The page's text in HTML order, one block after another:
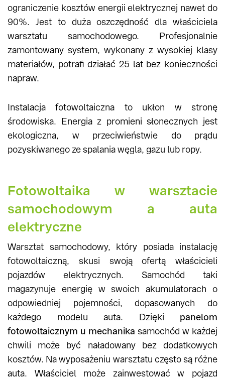
ograniczenie kosztów energii elektrycznej nawet do
90%. Jest to duża oszczędność dla właściciela
warsztatu samochodowego. Profesjonalnie
zamontowany system, wykonany z wysokiej klasy
materiałów, potrafi działać 25 lat bez konieczności
napraw.
Instalacja fotowoltaiczna to ukłon w stronę
środowiska. Energia z promieni słonecznych jest
ekologiczna, w przeciwieństwie do prądu
pozyskiwanego ze spalania węgla, gazu lub ropy.
Fotowoltaika w warsztacie
samochodowym a auta
elektryczne
Warsztat samochodowy, który posiada instalację
fotowoltaiczną, skusi swoją ofertą właścicieli
pojazdów elektrycznych. Samochód taki
magazynuje energię w swoich akumulatorach o
odpowiedniej pojemności, dopasowanych do
każdego modelu auta. Dzięki panelom
fotowoltaicznym u mechanika samochód w każdej
chwili może być naładowany bez dodatkowych
kosztów. Na wyposażeniu warsztatu często są różne
auta. Właściciel może zainwestować w pojazd